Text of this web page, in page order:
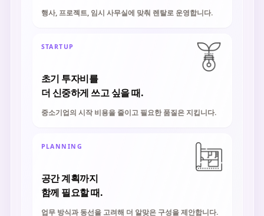
행사, 프로젝트, 임시 사무실에 맞춰 렌탈로 운영합니다.
STARTUP
초기 투자비를
더 신중하게 쓰고 싶을 때.
중소기업의 시작 비용을 줄이고 필요한 품질은 지킵니다.
PLANNING
공간 계획까지
함께 필요할 때.
업무 방식과 동선을 고려해 더 알맞은 구성을 제안합니다.